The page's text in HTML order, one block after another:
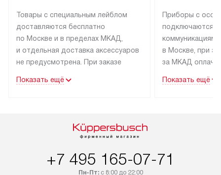
Товары с специальным лейблом
доставляются бесплатно
по Москве и в пределах МКАД,
и отдельная доставка аксессуаров
не предусмотрена. При заказе
рекомендуем обсудить
быть отправлены покупателю
интересен товар «Под заказ»,
Показать ещё
Приборы с
подключаются к
коммуникациям
в Москве, при
за МКАД
партнера
по монтажу
Показать ещё
+7 495 165-07-71
Пн-Пт:с 8:00 до 22:00